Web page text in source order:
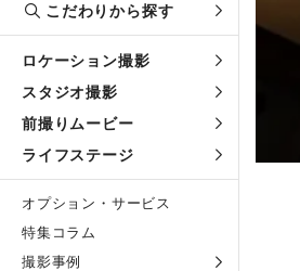
こだわりから探す
ロケーション撮影
スタジオ撮影
前撮りムービー
ライフステージ
オプション・サービス
特集コラム
撮影事例